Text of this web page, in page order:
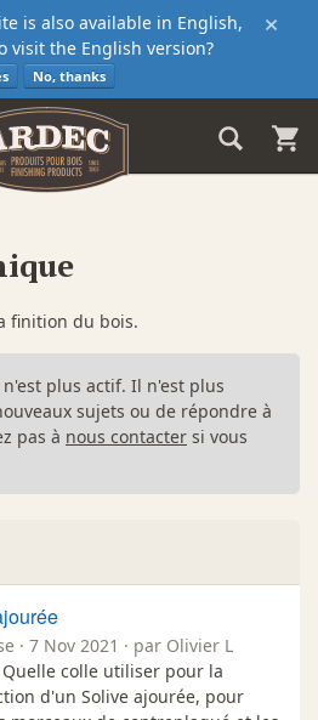
×
is also available in English,
visit the English version?
No, thanks
finition du bois.
plus actif. Il n'est plus
sujets ou de répondre à
pas à nous contacter si vous
· 7 Nov 2021 · par Olivier L
colle utiliser pour la
d'un Solive ajourée, pour